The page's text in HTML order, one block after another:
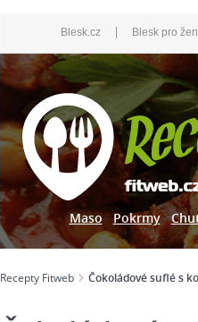
Blesk.cz | Blesk pro
Maso Pokrmy
Recepty Fitweb Čokoládové suflé s